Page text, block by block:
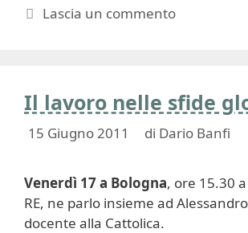
Lascia un commento
Il lavoro nelle sfide
15 Giugno 2011 di Dario Banfi
Venerdì 17 a Bologna, ore 15.30
RE, ne parlo insieme ad
docente alla Cattolica.